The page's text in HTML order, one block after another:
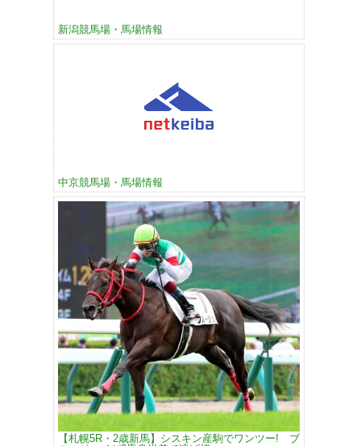
新潟競馬場・馬場情報
中京競馬場・馬場情報
【札幌5R・2歳新馬】シスキン産駒でワンツー! ブ